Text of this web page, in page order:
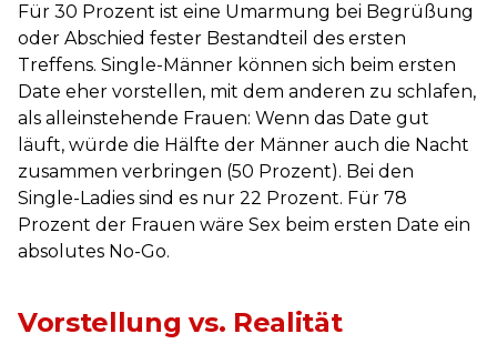
Für 30 Prozent ist eine Umarmung bei Begrüßung
oder Abschied fester Bestandteil des ersten
Treffens. Single-Männer können sich beim ersten
Date eher vorstellen, mit dem anderen zu schlafen,
als alleinstehende Frauen: Wenn das Date gut
läuft, würde die Hälfte der Männer auch die Nacht
zusammen verbringen (50 Prozent). Bei den
Single-Ladies sind es nur 22 Prozent. Für 78
Prozent der Frauen wäre Sex beim ersten Date ein
absolutes No-Go.
Vorstellung vs. Realität